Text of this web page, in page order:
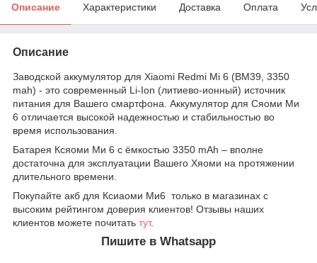
Описание Характеристики Доставка Оплата
Описание
Заводской аккумулятор для Xiaomi Redmi Mi 6 (BM39, 3350
mah) - это современный Li-Ion (литиево-ионный) источник
питания для Вашего смартфона. Аккумулятор для Сяоми Ми
6 отличается высокой надежностью и стабильностью во
время использования.
Батарея Ксяоми Ми 6 с ёмкостью 3350 mAh – вполне
достаточна для эксплуатации Вашего Хяоми на протяжении
длительного времени.
Покупайте акб для Ксиаоми Ми6 только в магазинах с
высоким рейтингом доверия клиентов! Отзывы наших
клиентов можете почитать тут.
Пишите в Whatsapp